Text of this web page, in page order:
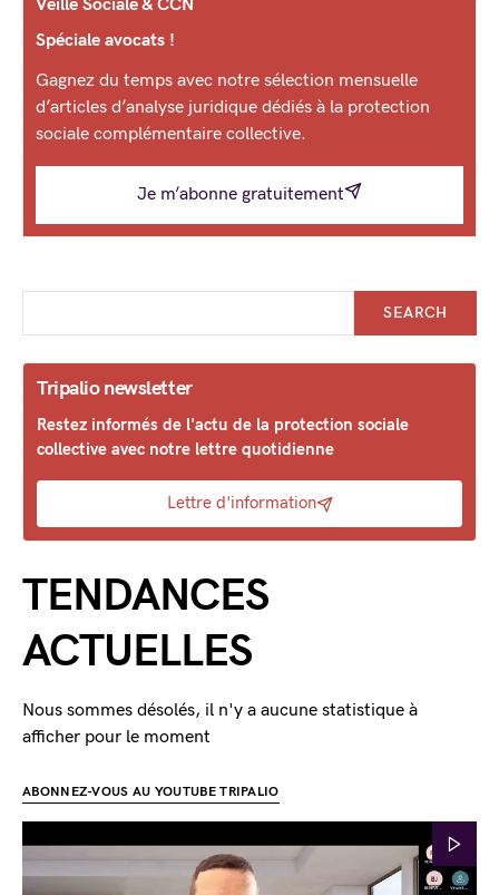
Veille Sociale & CCN
Spéciale avocats !
Gagnez du temps avec notre sélection mensuelle
d’articles d’analyse juridique dédiés à la protection
sociale complémentaire collective.
Je m’abonne gratuitement
SEARCH
Tripalio newsletter
Restez informés de l'actu de la protection sociale
collective avec notre lettre quotidienne
Lettre d'information
TENDANCES
ACTUELLES
Nous sommes désolés, il n'y a aucune statistique à
afficher pour le moment
ABONNEZ-VOUS AU YOUTUBE TRIPALIO